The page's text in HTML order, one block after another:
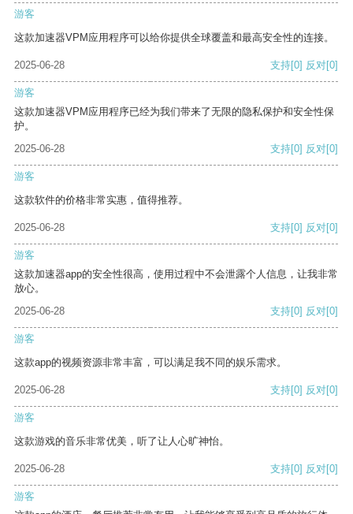
游客
这款加速器VPM应用程序可以给你提供全球覆盖和最高安全性的连接。
2025-06-28 支持[0] 反对[0]
游客
这款加速器VPM应用程序已经为我们带来了无限的隐私保护和安全性保
护。
2025-06-28
支持[0] 反对[0]
游客
这款软件的价格非常实惠，值得推荐。
2025-06-28 支持[0] 反对[0]
游客
这款加速器app的安全性很高，使用过程中不会泄露个人信息，让我非常
放心。
2025-06-28
支持[0] 反对[0]
游客
这款app的视频资源非常丰富，可以满足我不同的娱乐需求。
2025-06-28 支持[0] 反对[0]
游客
这款游戏的音乐非常优美，听了让人心旷神怡。
2025-06-28 支持[0] 反对[0]
游客